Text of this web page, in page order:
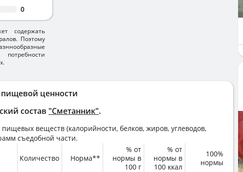
ценности
состав "Сметанник".
веществ (калорийности, белков, жиров, углеводов,
съедобной части.
Количество Норма**
% от
нормы в
100 г
% от
нормы в
100 ккал
100%
нормы
0
содержать
Поэтому